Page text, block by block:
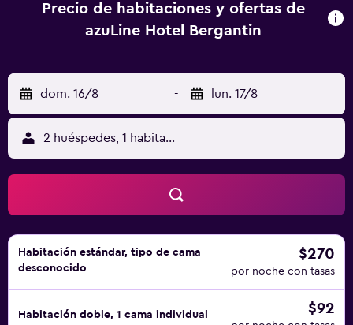
Precio de habitaciones y ofertas de
azuLine Hotel Bergantin
dom. 16/8 - lun. 17/8
2 huéspedes, 1 habitación
Habitación estándar, tipo de cama
desconocido
$270
por noche con tasas
Habitación doble, 1 cama individual $92